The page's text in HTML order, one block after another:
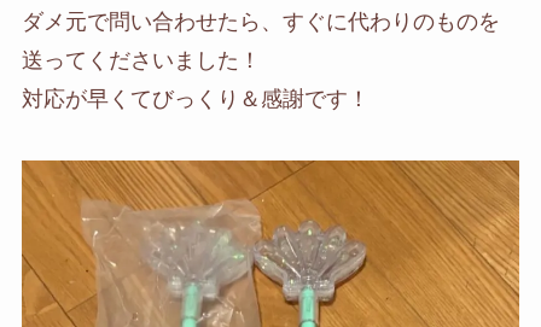
ダメ元で問い合わせたら、すぐに代わりのものを
送ってくださいました！
対応が早くてびっくり＆感謝です！